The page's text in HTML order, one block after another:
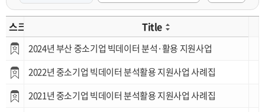
스크랩 Title
2024년 부산 중소기업 빅데이터 분석·활용 지원사업
2022년 중소기업 빅데이터 분석활용 지원사업 사례집
2021년 중소기업 빅데이터 분석활용 지원사업 사례집